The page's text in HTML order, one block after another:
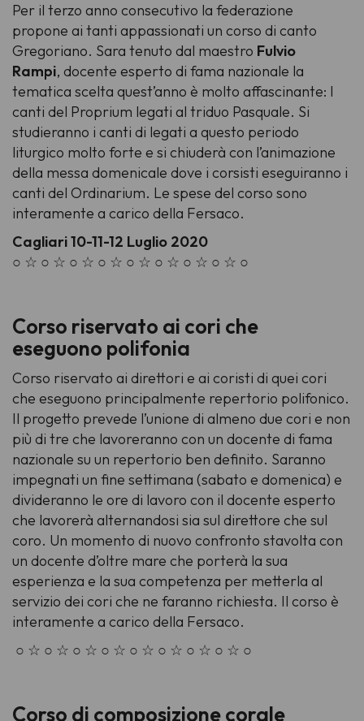
Per il terzo anno consecutivo la federazione
propone ai tanti appassionati un corso di canto
Gregoriano. Sara tenuto dal maestro Fulvio
Rampi, docente esperto di fama nazionale la
tematica scelta quest’anno è molto affascinante: I
canti del Proprium legati al triduo Pasquale. Si
studieranno i canti di legati a questo periodo
liturgico molto forte e si chiuderà con l’animazione
della messa domenicale dove i corsisti eseguiranno i
canti del Ordinarium. Le spese del corso sono
interamente a carico della Fersaco.
Cagliari 10-11-12 Luglio 2020
○ ☆ ○ ☆ ○ ☆ ○ ☆ ○ ☆ ○ ☆ ○ ☆ ○ ☆ ○
Corso riservato ai cori che
eseguono polifonia
Corso riservato ai direttori e ai coristi di quei cori
che eseguono principalmente repertorio polifonico.
Il progetto prevede l’unione di almeno due cori e non
più di tre che lavoreranno con un docente di fama
nazionale su un repertorio ben definito. Saranno
impegnati un fine settimana (sabato e domenica) e
divideranno le ore di lavoro con il docente esperto
che lavorerà alternandosi sia sul direttore che sul
coro. Un momento di nuovo confronto stavolta con
un docente d’oltre mare che porterà la sua
esperienza e la sua competenza per metterla al
servizio dei cori che ne faranno richiesta. Il corso è
interamente a carico della Fersaco.
○ ☆ ○ ☆ ○ ☆ ○ ☆ ○ ☆ ○ ☆ ○ ☆ ○ ☆ ○
Corso di composizione corale